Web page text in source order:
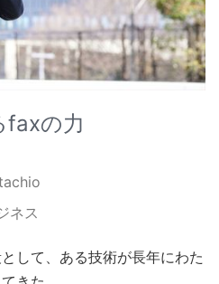
faxの力
ネス
して、ある技術が長年にわた